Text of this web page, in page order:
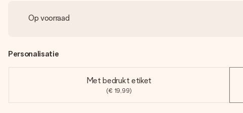
Op voorraad
Personalisatie
Met bedrukt etiket
(€ 19,99)